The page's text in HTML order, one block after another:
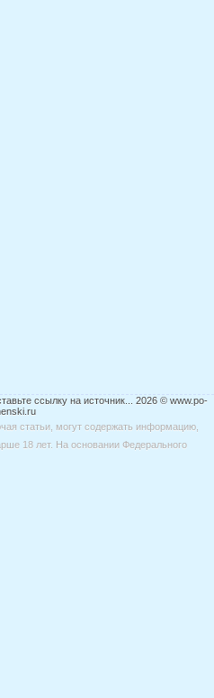
ссылку на источник... 2026 © www.po-
статьи, могут содержать информацию,
18 лет. На основании Федерального